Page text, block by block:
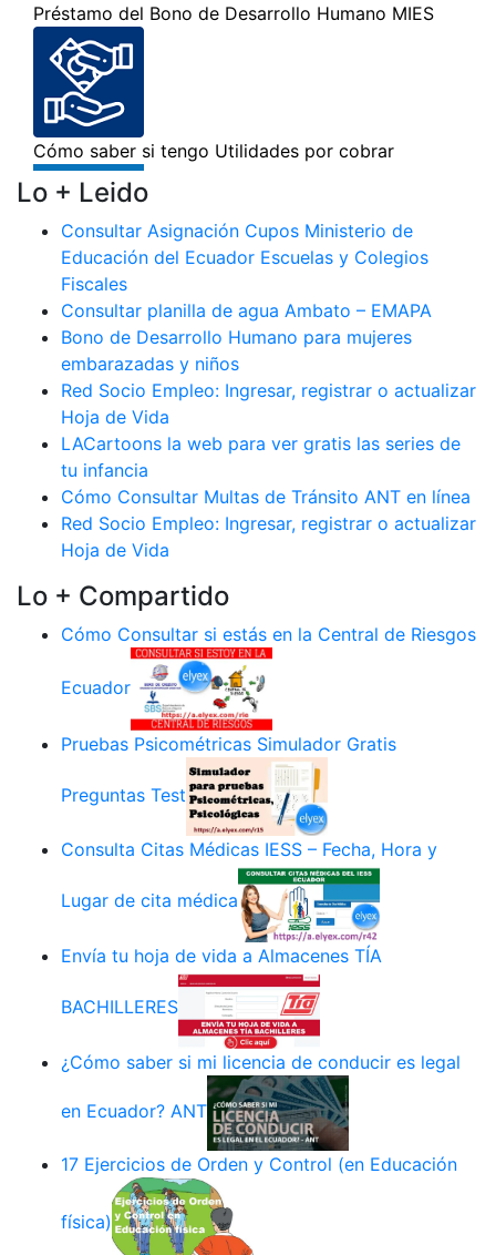
Lo + Leido
Consultar Asignación Cupos Ministerio de
Educación del Ecuador Escuelas y Colegios
Fiscales
Consultar planilla de agua Ambato – EMAPA
Bono de Desarrollo Humano para mujeres
embarazadas y niños
Red Socio Empleo: Ingresar, registrar o actualizar
Hoja de Vida
LACartoons la web para ver gratis las series de
tu infancia
Cómo Consultar Multas de Tránsito ANT en línea
Red Socio Empleo: Ingresar, registrar o actualizar
Hoja de Vida
Lo + Compartido
Cómo Consultar si estás en la Central de Riesgos
Ecuador
Pruebas Psicométricas Simulador Gratis
Preguntas Test
Consulta Citas Médicas IESS – Fecha, Hora y
Lugar de cita médica
Envía tu hoja de vida a Almacenes TÍA
BACHILLERES
¿Cómo saber si mi licencia de conducir es legal
en Ecuador? ANT
17 Ejercicios de Orden y Control (en Educación
física)